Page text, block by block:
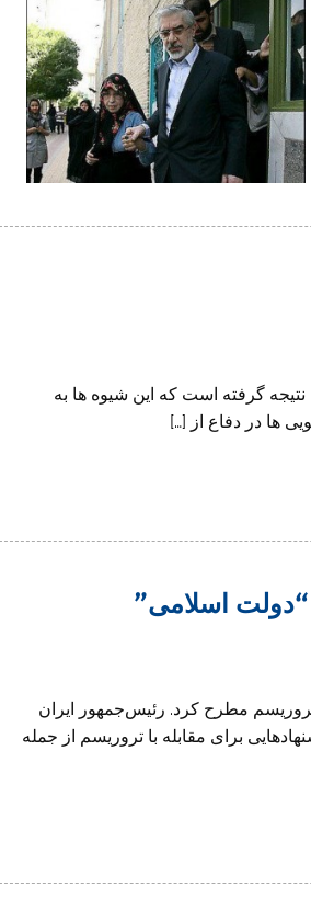
گرفته است که این شیوه ها به
ها در دفاع از […]
“دولت اسلامی”
تروریسم مطرح کرد. رئیس‌جمهور ایران
برای مقابله با تروریسم از جمله